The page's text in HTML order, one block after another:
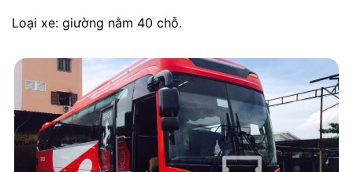
Loại xe: giường nằm 40 chỗ.